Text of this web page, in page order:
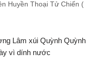
Huyền Thoại Tử Chiến (
Lâm xúi Quỳnh Quỳnh
vì dính nước